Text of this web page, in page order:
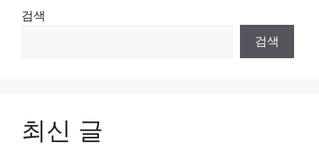
검색
검색
최신 글